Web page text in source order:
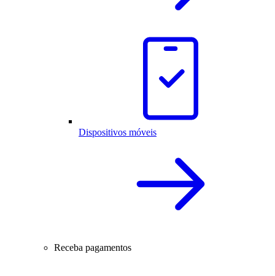
Dispositivos móveis
Receba pagamentos